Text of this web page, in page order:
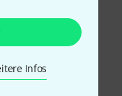
Infos
Nachnahme,
Sofort bezahlen